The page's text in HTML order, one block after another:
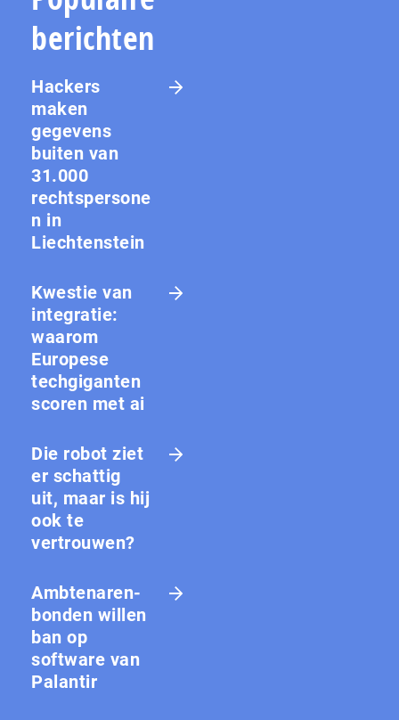
berichten
Hackers
maken
gegevens
buiten van
31.000
rechtspersone
n in
Liechtenstein
Kwestie van
integratie:
waarom
Europese
techgiganten
scoren met ai
Die robot ziet
er schattig
uit, maar is hij
ook te
vertrouwen?
Amb­te­na­ren­
bon­den willen
ban op
software van
Palantir